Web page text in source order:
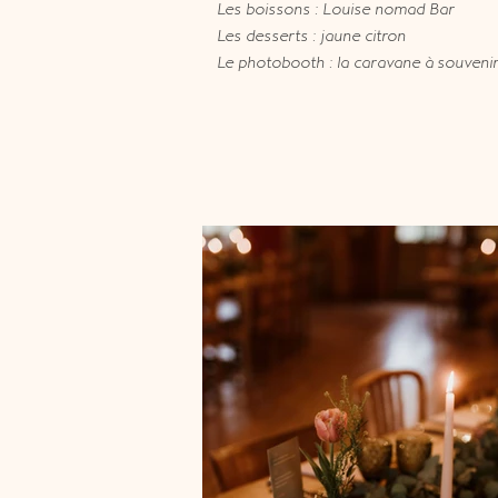
Les boissons : Louise nomad Bar
Les desserts : jaune citron
Le photobooth : la caravane à